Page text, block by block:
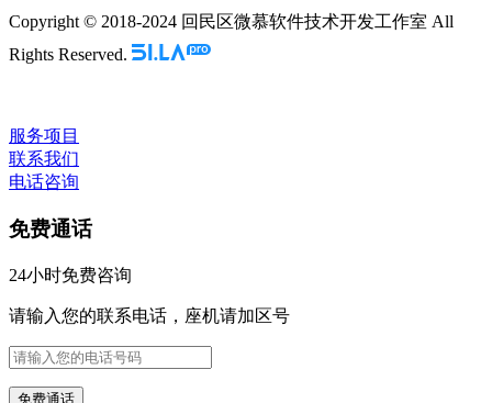
Copyright © 2018-2024 回民区微慕软件技术开发工作室 All
Rights Reserved.
服务项目
联系我们
电话咨询
免费通话
24小时免费咨询
请输入您的联系电话，座机请加区号
免费通话